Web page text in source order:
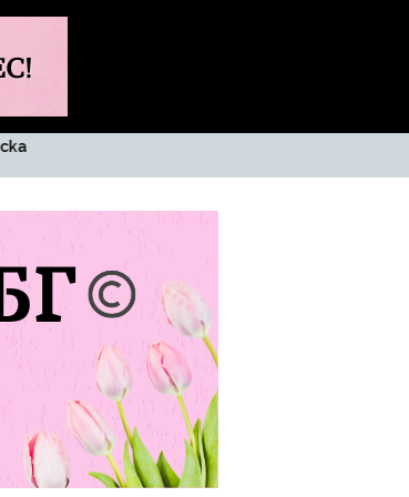
бащините имена